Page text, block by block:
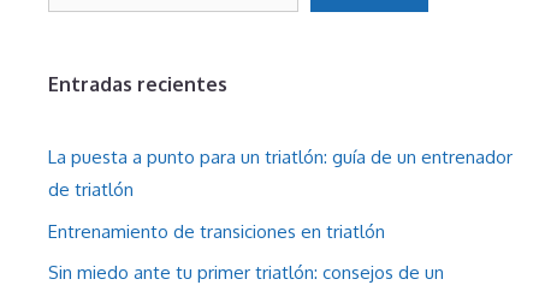
Entradas recientes
La puesta a punto para un triatlón: guía de un entrenador
de triatlón
Entrenamiento de transiciones en triatlón
Sin miedo ante tu primer triatlón: consejos de un